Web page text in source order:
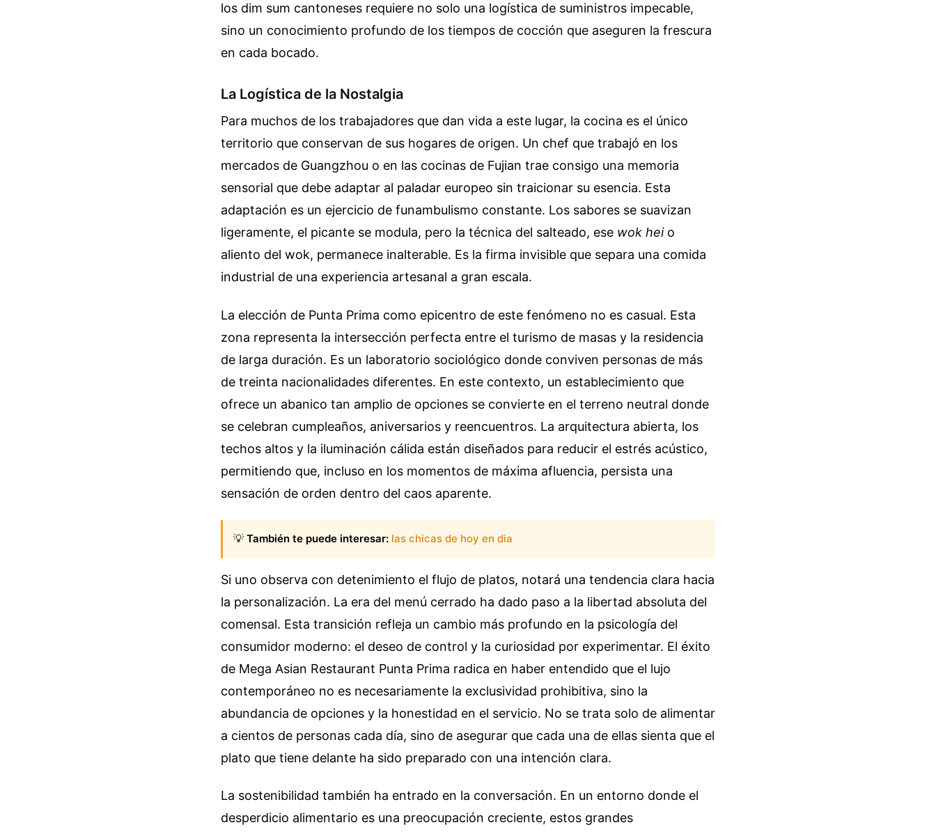
los dim sum cantoneses requiere no solo una logística de suministros impecable,
sino un conocimiento profundo de los tiempos de cocción que aseguren la frescura
en cada bocado.
La Logística de la Nostalgia
Para muchos de los trabajadores que dan vida a este lugar, la cocina es el único
territorio que conservan de sus hogares de origen. Un chef que trabajó en los
mercados de Guangzhou o en las cocinas de Fujian trae consigo una memoria
sensorial que debe adaptar al paladar europeo sin traicionar su esencia. Esta
adaptación es un ejercicio de funambulismo constante. Los sabores se suavizan
ligeramente, el picante se modula, pero la técnica del salteado, ese wok heio
aliento del wok, permanece inalterable. Es la firma invisible que separa una comida
industrial de una experiencia artesanal a gran escala.
La elección de Punta Prima como epicentro de este fenómeno no es casual. Esta
zona representa la intersección perfecta entre el turismo de masas y la residencia
de larga duración. Es un laboratorio sociológico donde conviven personas de más
de treinta nacionalidades diferentes. En este contexto, un establecimiento que
ofrece un abanico tan amplio de opciones se convierte en el terreno neutral donde
se celebran cumpleaños, aniversarios y reencuentros. La arquitectura abierta, los
techos altos y la iluminación cálida están diseñados para reducir el estrés acústico,
permitiendo que, incluso en los momentos de máxima afluencia, persista una
sensación de orden dentro del caos aparente.
💡 También te puede interesar: las chicas de hoy en dia
Si uno observa con detenimiento el flujo de platos, notará una tendencia clara hacia
la personalización. La era del menú cerrado ha dado paso a la libertad absoluta del
comensal. Esta transición refleja un cambio más profundo en la psicología del
consumidor moderno: el deseo de control y la curiosidad por experimentar. El éxito
de Mega Asian Restaurant Punta Prima radica en haber entendido que el lujo
contemporáneo no es necesariamente la exclusividad prohibitiva, sino la
abundancia de opciones y la honestidad en el servicio. No se trata solo de alimentar
a cientos de personas cada día, sino de asegurar que cada una de ellas sienta que el
plato que tiene delante ha sido preparado con una intención clara.
La sostenibilidad también ha entrado en la conversación. En un entorno donde el
desperdicio alimentario es una preocupación creciente, estos grandes